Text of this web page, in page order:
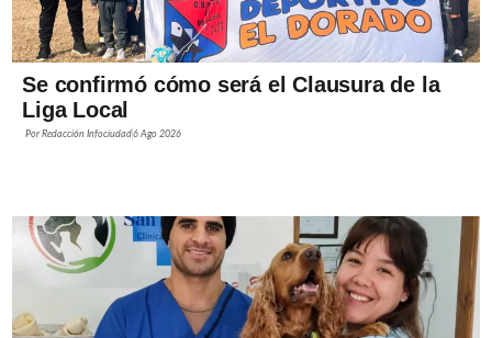
Se confirmó cómo será el Clausura de la
Liga Local
PorRedacción Infociudad6 Ago 2026